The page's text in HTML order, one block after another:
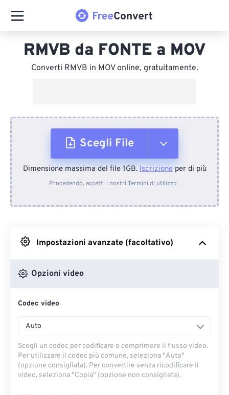
RMVB da FONTE a MOV
Converti RMVB in MOV online, gratuitamente.
Scegli File
Dal dispositivo
Da Google Drive
Dimensione massima del file 1GB.Iscrizioneper di più
Procedendo, accetti i nostri Termini di utilizzo .
Impostazioni avanzate (facoltativo)
Opzioni video
Codec video
Auto
Scegli un codec per codificare o comprimere il flusso video.
Per utilizzare il codec più comune, seleziona "Auto"
(opzione consigliata). Per convertire senza ricodificare il
video, seleziona "Copia" (opzione non consigliata).